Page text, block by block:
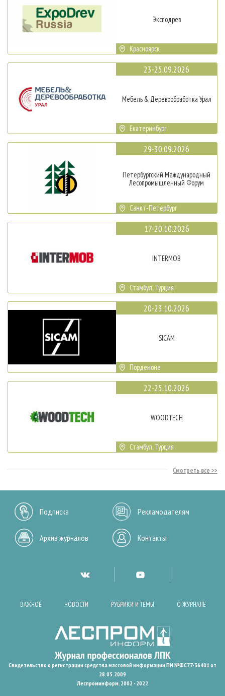
Эксподрев
Красноярск
23-25.09.2026
Мебель & Деревообработка Урал
Екатеринбург
29-30.09.2026
Петербургский Международный
Лесопромышленный Форум
Санкт-Петербург
17-20.10.2026
INTERMOB
Стамбул, Турция
20-23.10.2026
SICAM
Порденоне
22-25.10.2026
WOODTECH
Стамбул, Турция
Смотреть все
Подписка Рекламодателям
Архив журналов Контакты
ВАЖНОЕ НОВОСТИ РУБРИКИ И ТЕМЫ О ЖУРНАЛЕ
Свидетельство о регистрации средства массовой информации ПИ №ФС77-36401 от
28.05.2009
Леспроминформ. 2002 - 2022